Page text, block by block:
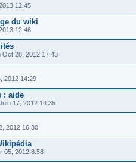
12:45
du wiki
12:46
Oct 28, 2012 17:43
2012 14:29
: aide
17, 2012 14:35
2012 16:30
05, 2012 8:58